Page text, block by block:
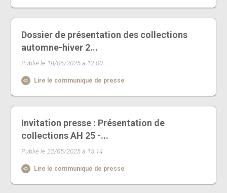
Dossier de présentation des collections
automne-hiver 2...
Publié le 18/06/2025 à 12:00
Lire le communiqué de presse
Invitation presse : Présentation de
collections AH 25 -...
Publié le 22/05/2025 à 15:14
Lire le communiqué de presse